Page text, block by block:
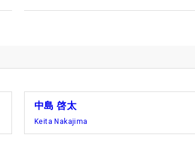
中島 啓太
Keita Nakajima